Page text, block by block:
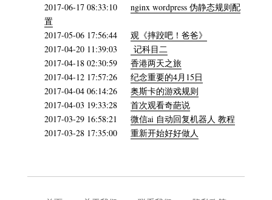
2017-06-17 08:33:10 nginx wordpress 伪静态规则配
置
2017-05-06 17:56:44 观《摔跤吧！爸爸》
2017-04-20 11:39:03
记科目二
2017-04-18 02:30:59 香港两天之旅
2017-04-12 17:57:26 纪念重要的4月15日
2017-04-04 06:14:26 奥斯卡的游戏规则
2017-04-03 19:33:28 首次观看奇葩说
2017-03-29 16:58:21 微信ai 自动回复机器人 教程
2017-03-28 17:35:00 重新开始好好做人